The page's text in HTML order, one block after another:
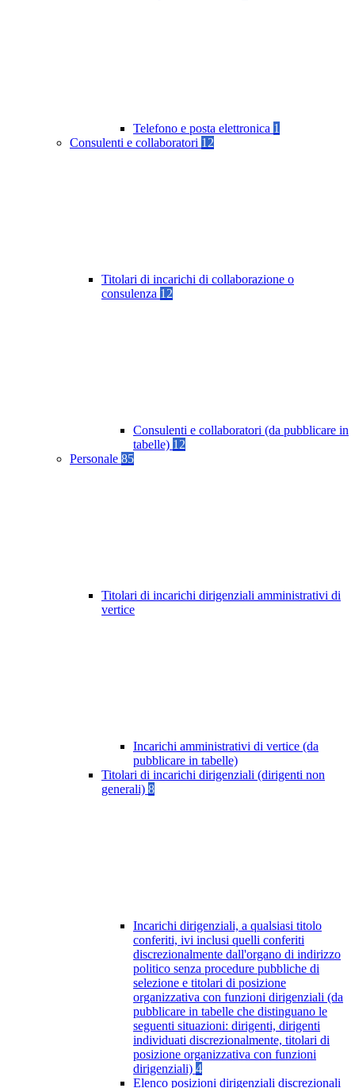
Telefono e posta elettronica 1
Consulenti e collaboratori 12
Titolari di incarichi di collaborazione o
consulenza 12
Consulenti e collaboratori (da pubblicare in
tabelle) 12
Personale 85
Titolari di incarichi dirigenziali amministrativi di
vertice
Incarichi amministrativi di vertice (da
pubblicare in tabelle)
Titolari di incarichi dirigenziali (dirigenti non
generali) 8
Incarichi dirigenziali, a qualsiasi titolo
conferiti, ivi inclusi quelli conferiti
discrezionalmente dall'organo di indirizzo
politico senza procedure pubbliche di
selezione e titolari di posizione
organizzativa con funzioni dirigenziali (da
pubblicare in tabelle che distinguano le
seguenti situazioni: dirigenti, dirigenti
individuati discrezionalmente, titolari di
posizione organizzativa con funzioni
dirigenziali) 4
Elenco posizioni dirigenziali discrezionali